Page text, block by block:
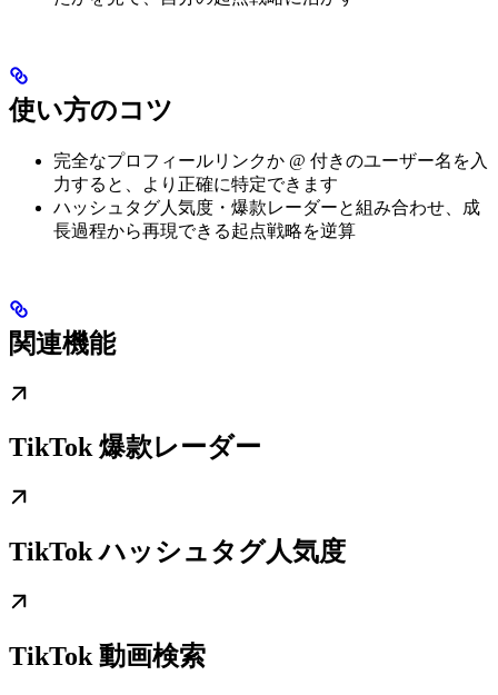
使い方のコツ
完全なプロフィールリンクか @ 付きのユーザー名を入
力すると、より正確に特定できます
ハッシュタグ人気度・爆款レーダーと組み合わせ、成
長過程から再現できる起点戦略を逆算
関連機能
TikTok 爆款レーダー
TikTok ハッシュタグ人気度
TikTok 動画検索